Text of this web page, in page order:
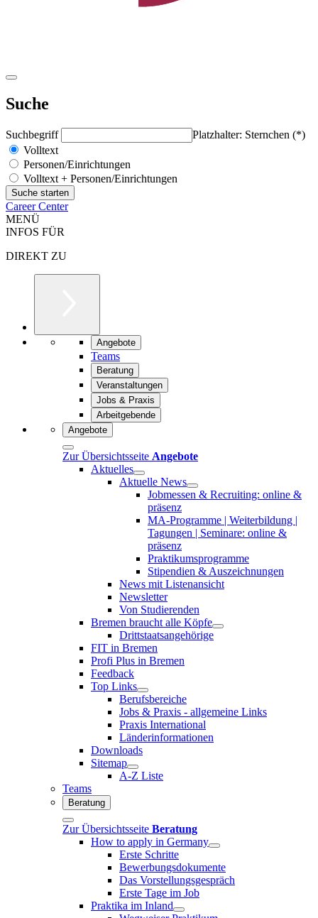
Suche
Suchbegriff
Platzhalter: Sternchen (*)
Volltext
Personen/Einrichtungen
Volltext + Personen/Einrichtungen
Career Center
MENÜ
INFOS FÜR
DIREKT ZU
Angebote
Teams
Beratung
Veranstaltungen
Jobs & Praxis
Arbeitgebende
Angebote
Zur Übersichtsseite Angebote
Aktuelles
Aktuelle News
Jobmessen & Recruiting: online &
präsenz
MA-Programme | Weiterbildung |
Tagungen | Seminare: online &
präsenz
Praktikumsprogramme
Stipendien & Auszeichnungen
News mit Listenansicht
Newsletter
Von Studierenden
Bremen braucht alle Köpfe
Drittstaatsangehörige
FIT in Bremen
Profi Plus in Bremen
Feedback
Top Links
Berufsbereiche
Jobs & Praxis - allgemeine Links
Praxis International
Länderinformationen
Downloads
Sitemap
A-Z Liste
Teams
Beratung
Zur Übersichtsseite Beratung
How to apply in Germany
Erste Schritte
Bewerbungsdokumente
Das Vorstellungsgespräch
Erste Tage im Job
Praktika im Inland